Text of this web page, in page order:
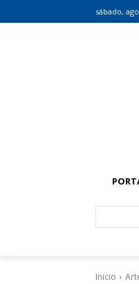
sábado,
Inicio